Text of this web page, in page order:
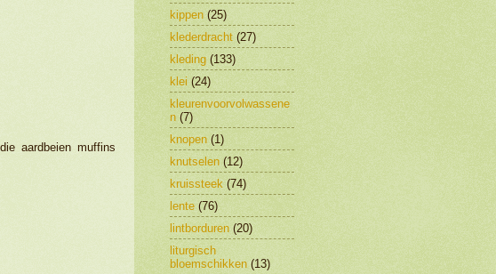
aardbeien muffins
kippen (25)
klederdracht (27)
kleding (133)
klei (24)
kleurenvoorvolwassene
n (7)
knopen (1)
knutselen (12)
kruissteek (74)
lente (76)
lintborduren (20)
liturgisch
bloemschikken (13)